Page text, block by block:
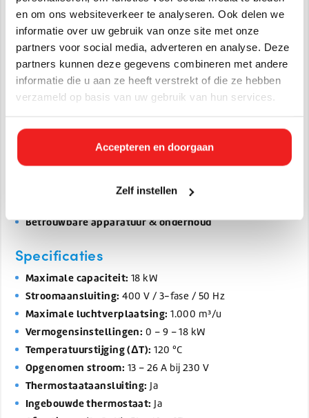
en om ons websiteverkeer te analyseren. Ook delen we
informatie over uw gebruik van onze site met onze
partners voor social media, adverteren en analyse. Deze
partners kunnen deze gegevens combineren met andere
informatie die u aan ze heeft verstrekt of die ze hebben
verzameld op basis van uw gebruik van hun services.
Accepteren en doorgaan
Zelf instellen
Stabiele plaatsing & stabiliteit:
vlak en veilig mogelijk neer.
Controleer kabel- en
stroomvoorzieningen:voldoende capaciteit van
elektroleiding & aansluitingen.
Waarom huren ?
Breed assortimentvan lage tot hoge vermogens
Deskundige ondersteuning:
Betrouwbare apparatuur & onderhoud
Specificaties
Maximale capaciteit: 18 kW
Stroomaansluiting: 400 V / 3-fase / 50 Hz
Maximale luchtverplaatsing: 1.000 m³/u
Vermogensinstellingen: 0 – 9 – 18 kW
Temperatuurstijging (ΔT): 120 ºC
Opgenomen stroom: 13 – 26 A bij 230 V
Thermostaataansluiting: Ja
Ingebouwde thermostaat: Ja